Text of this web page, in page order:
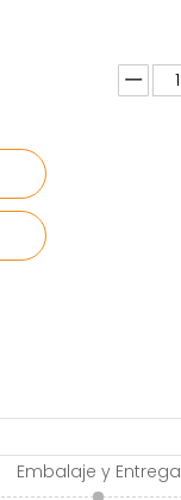
Embalaje y Entrega